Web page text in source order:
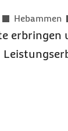
Hebammen
erbringen